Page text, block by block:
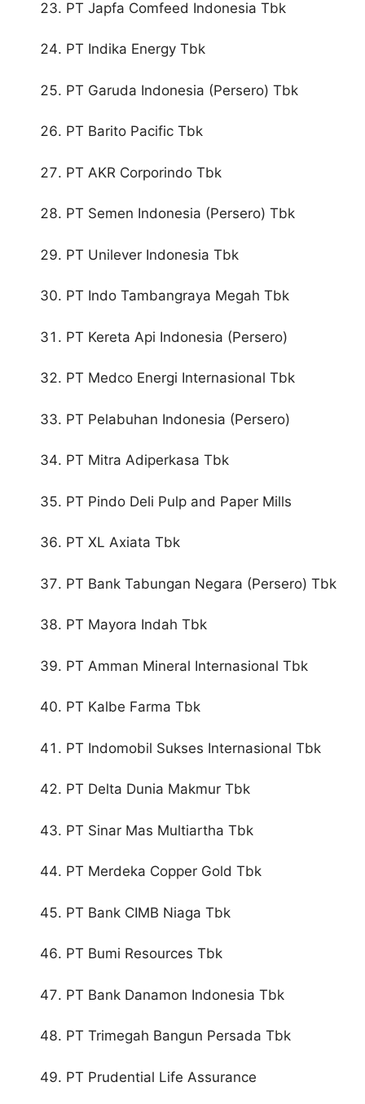
PT Japfa Comfeed Indonesia Tbk
PT Indika Energy Tbk
PT Garuda Indonesia (Persero) Tbk
PT Barito Pacific Tbk
PT AKR Corporindo Tbk
PT Semen Indonesia (Persero) Tbk
PT Unilever Indonesia Tbk
PT Indo Tambangraya Megah Tbk
PT Kereta Api Indonesia (Persero)
PT Medco Energi Internasional Tbk
PT Pelabuhan Indonesia (Persero)
PT Mitra Adiperkasa Tbk
PT Pindo Deli Pulp and Paper Mills
PT XL Axiata Tbk
PT Bank Tabungan Negara (Persero) Tbk
PT Mayora Indah Tbk
PT Amman Mineral Internasional Tbk
PT Kalbe Farma Tbk
PT Indomobil Sukses Internasional Tbk
PT Delta Dunia Makmur Tbk
PT Sinar Mas Multiartha Tbk
PT Merdeka Copper Gold Tbk
PT Bank CIMB Niaga Tbk
PT Bumi Resources Tbk
PT Bank Danamon Indonesia Tbk
PT Trimegah Bangun Persada Tbk
PT Prudential Life Assurance